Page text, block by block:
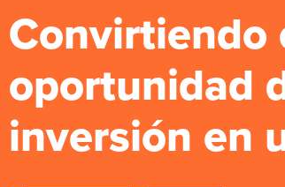
Convirtiendo
oportunidad
inversión en